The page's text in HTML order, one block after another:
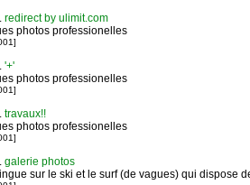
redirect by ulimit.com
photos professionelles
'+'
photos professionelles
travaux!!
photos professionelles
galerie photos
sur le ski et le surf (de vagues) qui dispose